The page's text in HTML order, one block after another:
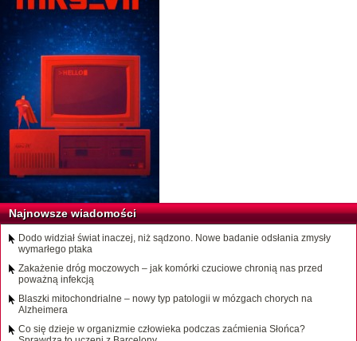
Najnowsze wiadomości
Dodo widział świat inaczej, niż sądzono. Nowe badanie odsłania zmysły
wymarłego ptaka
Zakażenie dróg moczowych – jak komórki czuciowe chronią nas przed
poważną infekcją
Blaszki mitochondrialne – nowy typ patologii w mózgach chorych na
Alzheimera
Co się dzieje w organizmie człowieka podczas zaćmienia Słońca?